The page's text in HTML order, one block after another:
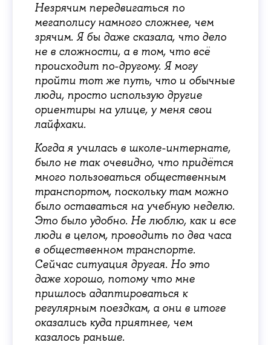
Незрячим передвигаться по
мегаполису намного сложнее, чем
зрячим. Я бы даже сказала, что дело
не в сложности, а в том, что всё
происходит по-другому. Я могу
пройти тот же путь, что и обычные
люди, просто использую другие
ориентиры на улице, у меня свои
лайфхаки.
Когда я училась в школе-интернате,
было не так очевидно, что придётся
много пользоваться общественным
транспортом, поскольку там можно
было оставаться на учебную неделю.
Это было удобно. Не люблю, как и все
люди в целом, проводить по два часа
в общественном транспорте.
Сейчас ситуация другая. Но это
даже хорошо, потому что мне
пришлось адаптироваться к
регулярным поездкам, а они в итоге
оказались куда приятнее, чем
казалось раньше.